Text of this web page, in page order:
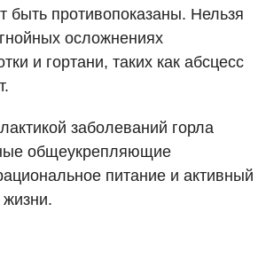
быть противопоказаны. Нельзя
осложнениях
и гортани, таких как абсцесс
заболеваний горла
общеукрепляющие
питание и активный